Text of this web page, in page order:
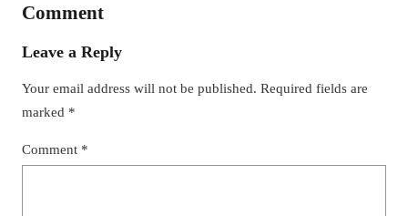
Comment
Leave a Reply
Your email address will not be published. Required fields are
marked *
Comment *